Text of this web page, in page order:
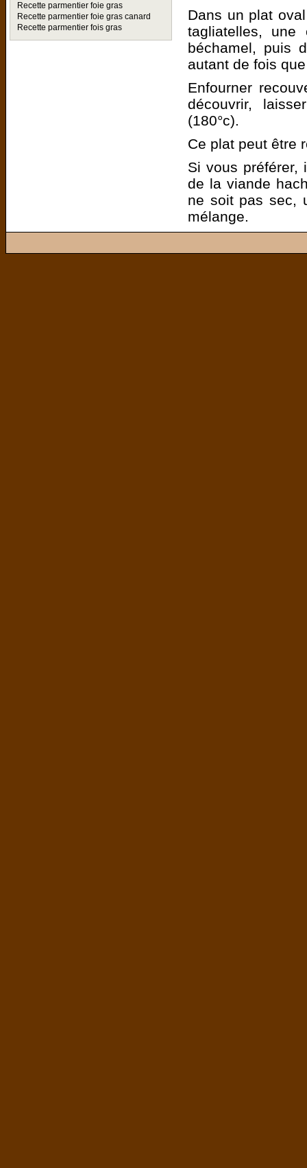
Recette parmentier foie gras
Recette parmentier foie gras canard
Recette parmentier fois gras
Dans un plat
tagliatelles,
béchamel, puis
autant de fois
Enfourner
découvrir,
(180°c).
Ce plat peut être
Si vous préférer,
de la viande
ne soit pas sec,
mélange.